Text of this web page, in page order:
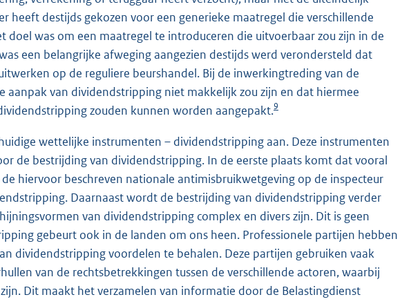
heeft destijds gekozen voor een generieke maatregel die verschillende
was om een maatregel te introduceren die uitvoerbaar zou zijn in de
een belangrijke afweging aangezien destijds werd verondersteld dat
op de reguliere beurshandel. Bij de inwerkingtreding van de
van dividendstripping niet makkelijk zou zijn en dat hiermee
zouden kunnen worden aangepakt.9
wettelijke instrumenten – dividendstripping aan. Deze instrumenten
de bestrijding van dividendstripping. In de eerste plaats komt dat vooral
hiervoor beschreven nationale antimisbruikwetgeving op de inspecteur
Daarnaast wordt de bestrijding van dividendstripping verder
van dividendstripping complex en divers zijn. Dit is geen
gebeurt ook in de landen om ons heen. Professionele partijen hebben
dividendstripping voordelen te behalen. Deze partijen gebruiken vaak
van de rechtsbetrekkingen tussen de verschillende actoren, waarbij
Dit maakt het verzamelen van informatie door de Belastingdienst